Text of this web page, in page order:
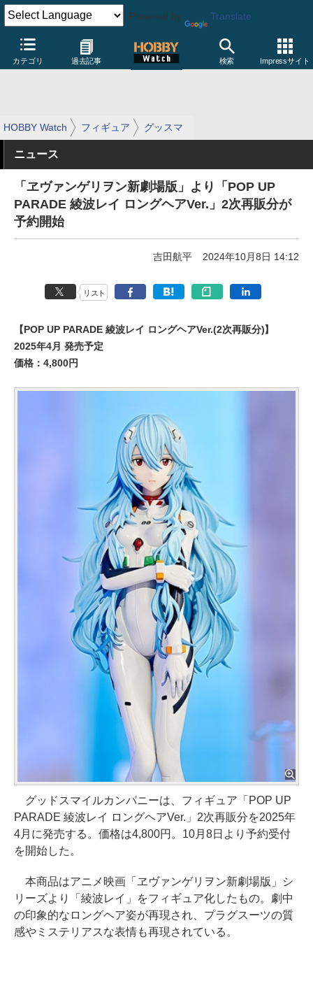
Powered by Translate
カテゴリ 過去記事 検索 Impressサイト
HOBBY Watch フィギュア グッスマ
ニュース
「ヱヴァンゲリヲン新劇場版」より「POP UP
PARADE 綾波レイ ロングヘアVer.」2次再販分が
予約開始
吉田航平 2024年10月8日 14:12
リスト
【POP UP PARADE 綾波レイ ロングヘアVer.(2次再販分)】
2025年4月 発売予定
価格：4,800円
グッドスマイルカンパニーは、フィギュア「POP UP
PARADE 綾波レイ ロングヘアVer.」2次再販分を2025年
4月に発売する。価格は4,800円。10月8日より予約受付
を開始した。
本商品はアニメ映画「ヱヴァンゲリヲン新劇場版」シ
リーズより「綾波レイ」をフィギュア化したもの。劇中
の印象的なロングヘア姿が再現され、プラグスーツの質
感やミステリアスな表情も再現されている。